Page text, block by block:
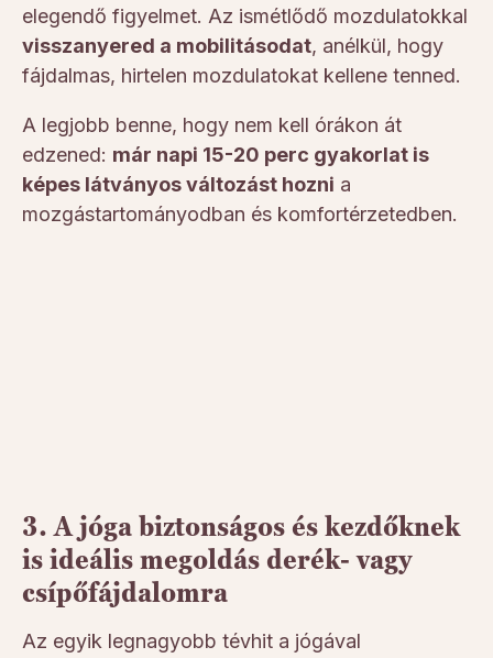
elegendő figyelmet. Az ismétlődő mozdulatokkal
visszanyered a mobilitásodat, anélkül, hogy
fájdalmas, hirtelen mozdulatokat kellene tenned.
A legjobb benne, hogy nem kell órákon át
edzened: már napi 15-20 perc gyakorlat is
képes látványos változást hozni a
mozgástartományodban és komfortérzetedben.
3. A jóga biztonságos és kezdőknek
is ideális megoldás derék- vagy
csípőfájdalomra
Az egyik legnagyobb tévhit a jógával